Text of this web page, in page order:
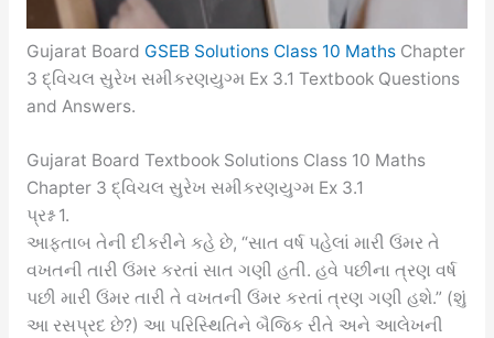
Gujarat Board GSEB Solutions Class 10 MathsChapter
3 દ્વિચલ સુરેખ સમીકરણયુગ્મ Ex 3.1 Textbook Questions
and Answers.
Gujarat Board Textbook Solutions Class 10 Maths
Chapter 3 દ્વિચલ સુરેખ સમીકરણયુગ્મ Ex 3.1
પ્રશ્ન 1.
આફતાબ તેની દીકરીને કહે છે, “સાત વર્ષ પહેલાં મારી ઉંમર તે
વખતની તારી ઉંમર કરતાં સાત ગણી હતી. હવે પછીના ત્રણ વર્ષ
પછી મારી ઉંમર તારી તે વખતની ઉંમર કરતાં ત્રણ ગણી હશે.” (શું
આ રસપ્રદ છે?) આ પરિસ્થિતિને બૈજિક રીતે અને આલેખની